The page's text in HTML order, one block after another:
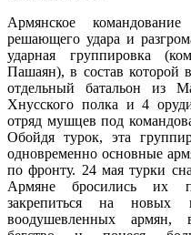
Армянское
решающего удара и
ударная группировка
Пашаян), в состав которой
отдельный батальон из
Хнусского полка и 4
отряд мушцев под
Обойдя турок, эта
одновременно основные
по фронту. 24 мая турки
Армяне бросились их
закрепиться на новых
воодушевленных армян,